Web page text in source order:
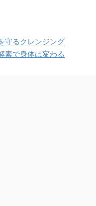
守るクレンジング
素で身体は変わる